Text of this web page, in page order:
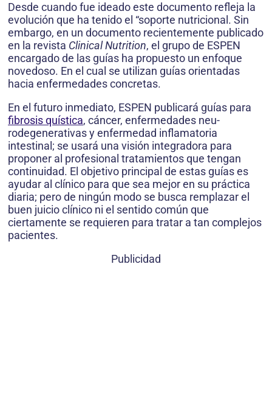
Desde cuando fue ideado este documento refleja la
evolución que ha tenido el “soporte nutricional. Sin
embargo, en un documento recientemente publicado
en la revista Clinical Nutrition, el grupo de ESPEN
encar­gado de las guías ha propuesto un enfoque
novedoso. En el cual se utilizan guías orientadas
hacia enfermedades concretas.
En el futuro inmediato, ESPEN publicará guías para
fibrosis quística, cáncer, enfermedades neu­
rodegenerativas y enfermedad inflamatoria
intestinal; se usará una visión integradora para
proponer al pro­fesional tratamientos que tengan
continuidad. El obje­tivo principal de estas guías es
ayudar al clínico para que sea mejor en su práctica
diaria; pero de ningún modo se busca remplazar el
buen juicio clínico ni el sentido común que
ciertamente se requieren para tratar a tan complejos
pacientes.
Publicidad